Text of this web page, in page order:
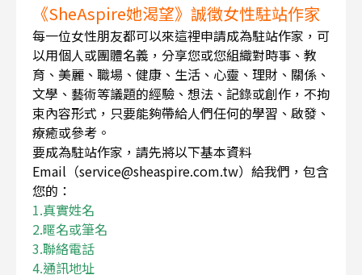
《SheAspire她渴望》誠徵女性駐站作家
每一位女性朋友都可以來這裡申請成為駐站作家，可
以用個人或團體名義，分享您或您組織對時事、教
育、美麗、職場、健康、生活、心靈、理財、關係、
文學、藝術等議題的經驗、想法、記錄或創作，不拘
束內容形式，只要能夠帶給人們任何的學習、啟發、
療癒或參考。
要成為駐站作家，請先將以下基本資料
Email（service@sheaspire.com.tw）給我們，包含
您的：
1.真實姓名
2.暱名或筆名
3.聯絡電話
4.通訊地址